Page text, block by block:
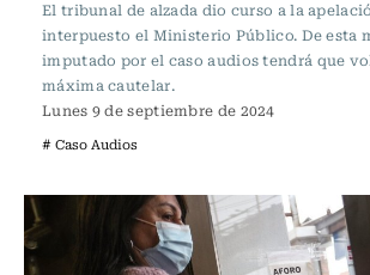
El tribunal de alzada dio curso a la
interpuesto el Ministerio Público. De esta
imputado por el caso audios tendrá que
máxima cautelar.
Lunes 9 de septiembre de 2024
# Caso Audios